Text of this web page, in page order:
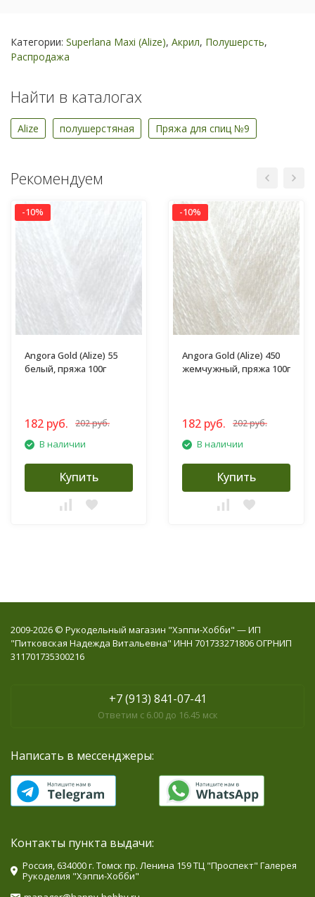
Категории: Superlana Maxi (Alize), Акрил, Полушерсть,
Распродажа
Найти в каталогах
Alize полушерстяная Пряжа для спиц №9
Рекомендуем
-10%
Angora Gold (Alize) 55
белый, пряжа 100г
182 руб. 202 руб.
В наличии
Купить
-10%
Angora Gold (Alize) 450
жемчужный, пряжа 100г
182 руб. 202 руб.
В наличии
Купить
2009-2026 © Рукодельный магазин "Хэппи-Хобби" — ИП
"Питковская Надежда Витальевна" ИНН 701733271806 ОГРНИП
311701735300216
+7 (913) 841-07-41
Ответим с 6.00 до 16.45 мск
Написать в мессенджеры:
Контакты пункта выдачи:
Россия, 634000 г. Томск пр. Ленина 159 ТЦ "Проспект" Галерея
Рукоделия "Хэппи-Хобби"